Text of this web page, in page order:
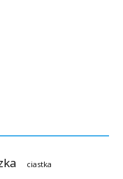
ciastka